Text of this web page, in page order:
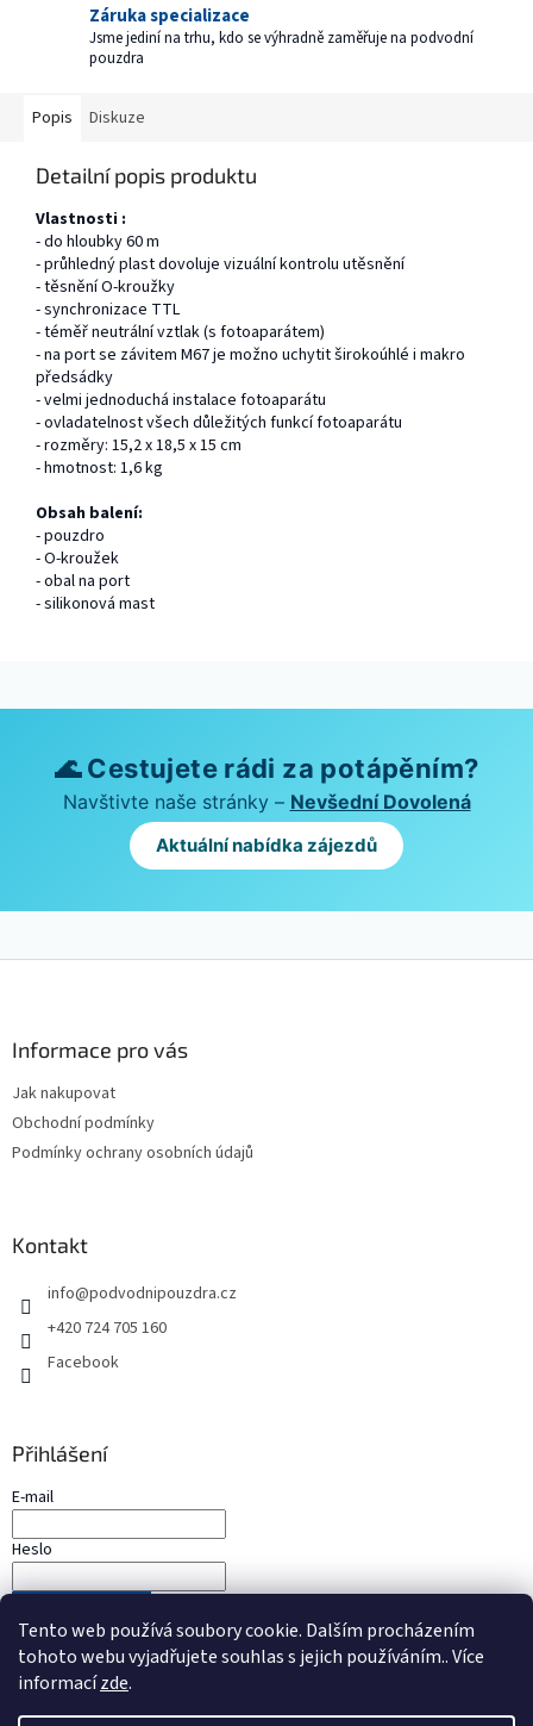
Tento web používá soubory cookie. Dalším procházením
tohoto webu vyjadřujete souhlas s jejich používáním.. Více
informacízde.
Záruka specializace
Jsme jediní na trhu, kdo se výhradně zaměřuje na podvodní
pouzdra
Popis Diskuze
Detailní popis produktu
Vlastnosti :
- do hloubky 60 m
- průhledný plast dovoluje vizuální kontrolu utěsnění
- těsnění O-kroužky
- synchronizace TTL
- téměř neutrální vztlak (s fotoaparátem)
- na port se závitem M67 je možno uchytit širokoúhlé i makro
předsádky
- velmi jednoduchá instalace fotoaparátu
- ovladatelnost všech důležitých funkcí fotoaparátu
- rozměry: 15,2 x 18,5 x 15 cm
- hmotnost: 1,6 kg
Obsah balení:
- pouzdro
- O-kroužek
- obal na port
- silikonová mast
🌊 Cestujete rádi za potápěním?
Navštivte naše stránky – Nevšední Dovolená
Aktuální nabídka zájezdů
Informace pro vás
Jak nakupovat
Obchodní podmínky
Podmínky ochrany osobních údajů
Kontakt
info@podvodnipouzdra.cz
+420 724 705 160
Facebook
Přihlášení
E-mail
Heslo
Nová registrace Zapomenuté heslo